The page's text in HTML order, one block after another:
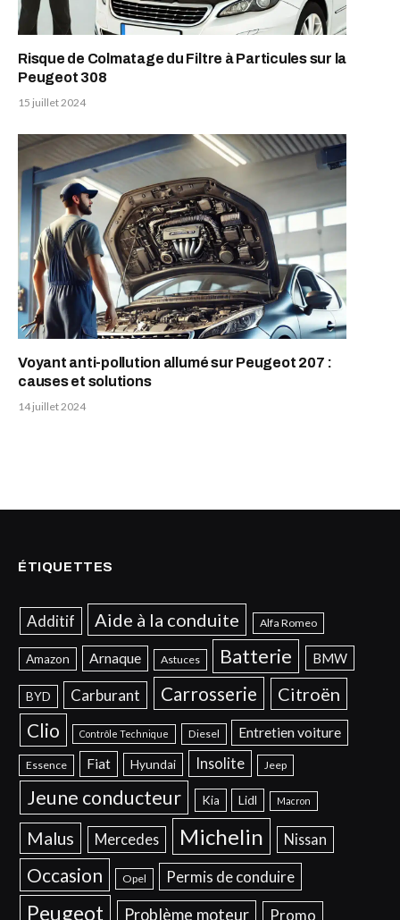
Risque de Colmatage du Filtre à Particules sur la
Peugeot 308
15 juillet 2024
Voyant anti-pollution allumé sur Peugeot 207 :
causes et solutions
14 juillet 2024
ÉTIQUETTES
Additif Aide à la conduite Alfa Romeo
Amazon Arnaque Astuces Batterie BMW
BYD Carburant Carrosserie Citroën
Clio Contrôle Technique Diesel Entretien voiture
Essence Fiat Hyundai Insolite Jeep
Jeune conducteur Kia Lidl Macron
Malus Mercedes Michelin Nissan
Occasion Opel Permis de conduire
Peugeot Problème moteur Promo